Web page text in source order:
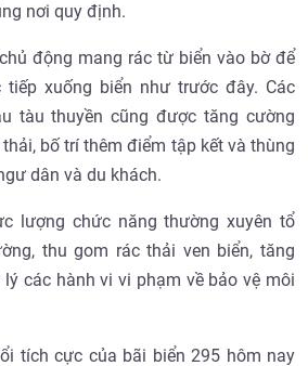
nơi quy định.
động mang rác từ biển vào bờ để
xuống biển như trước đây. Các
tàu thuyền cũng được tăng cường
bố trí thêm điểm tập kết và thùng
dân và du khách.
lượng chức năng thường xuyên tổ
thu gom rác thải ven biển, tăng
các hành vi vi phạm về bảo vệ môi
tích cực của bãi biển 295 hôm nay